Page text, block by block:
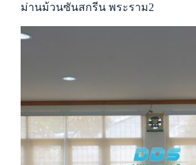
ม่านม้วนซันสกรีน พระราม2